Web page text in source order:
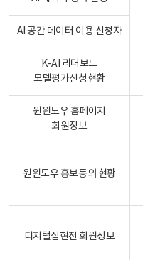
AI 공간 데이터 이용 신청자
K-AI 리더보드
모델평가신청현황
원윈도우 홈페이지
회원정보
원윈도우 홍보동의 현황
디지털집현전 회원정보